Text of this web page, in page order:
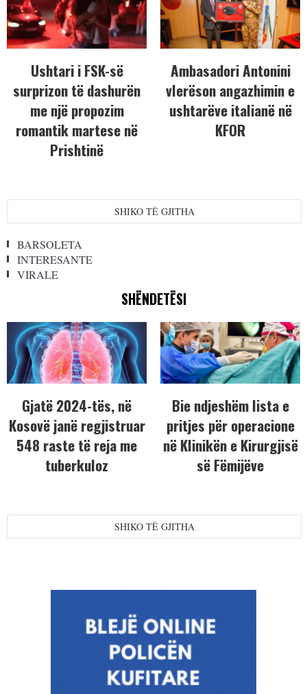
Ushtari i FSK-së
surprizon të dashurën
me një propozim
romantik martese në
Prishtinë
Ambasadori Antonini
vlerëson angazhimin e
ushtarëve italianë në
KFOR
SHIKO TË GJITHA
BARSOLETA
INTERESANTE
VIRALE
SHËNDETËSI
Gjatë 2024-tës, në
Kosovë janë regjistruar
548 raste të reja me
tuberkuloz
Bie ndjeshëm lista e
pritjes për operacione
në Klinikën e Kirurgjisë
së Fëmijëve
SHIKO TË GJITHA